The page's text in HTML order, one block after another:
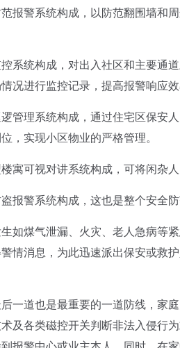
警系统构成，以防范翻围墙和
统构成，对出入社区和主要通
况进行监控记录，提高报警响应效
理系统构成，通过住宅区保安
，实现小区物业的严格管理。
可视对讲系统构成，可将闲杂人
警系统构成，这也是整个安全防
煤气泄漏、火灾、老人急病等
情消息，为此迅速派出保安或救
道也是最重要的一道防线，家
及各类磁控开关判断非法入侵行